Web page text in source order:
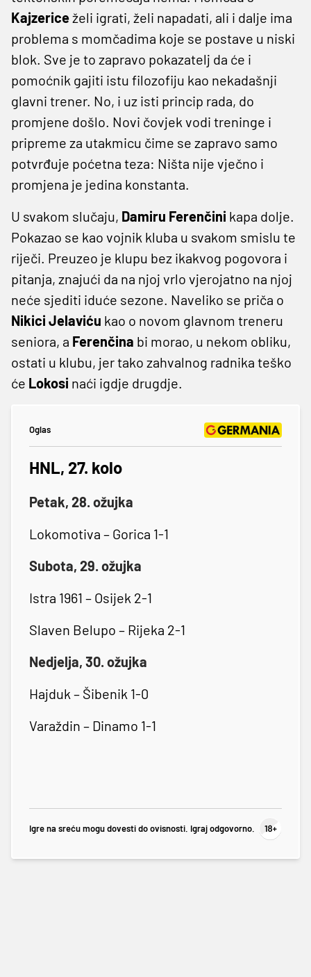
Kajzericeželi igrati, želi napadati, ali i dalje ima
problema s momčadima koje se postave u niski
blok. Sve je to zapravo pokazatelj da će i
pomoćnik gajiti istu filozofiju kao nekadašnji
glavni trener. No, i uz isti princip rada, do
promjene došlo. Novi čovjek vodi treninge i
pripreme za utakmicu čime se zapravo samo
potvrđuje poćetna teza: Ništa nije vječno i
promjena je jedina konstanta.
U svakom slučaju, Damiru Ferenčini kapa dolje.
Pokazao se kao vojnik kluba u svakom smislu te
riječi. Preuzeo je klupu bez ikakvog pogovora i
pitanja, znajući da na njoj vrlo vjerojatno na njoj
neće sjediti iduće sezone. Naveliko se priča o
Nikici Jelaviću kao o novom glavnom treneru
seniora, a Ferenčina bi morao, u nekom obliku,
ostati u klubu, jer tako zahvalnog radnika teško
će Lokosi naći igdje drugdje.
Oglas
HNL, 27. kolo
Petak, 28. ožujka
Lokomotiva – Gorica 1-1
Subota, 29. ožujka
Istra 1961 – Osijek 2-1
Slaven Belupo – Rijeka 2-1
Nedjelja, 30. ožujka
Hajduk – Šibenik 1-0
Varaždin – Dinamo 1-1
Igre na sreću mogu dovesti do ovisnosti. Igraj odgovorno.